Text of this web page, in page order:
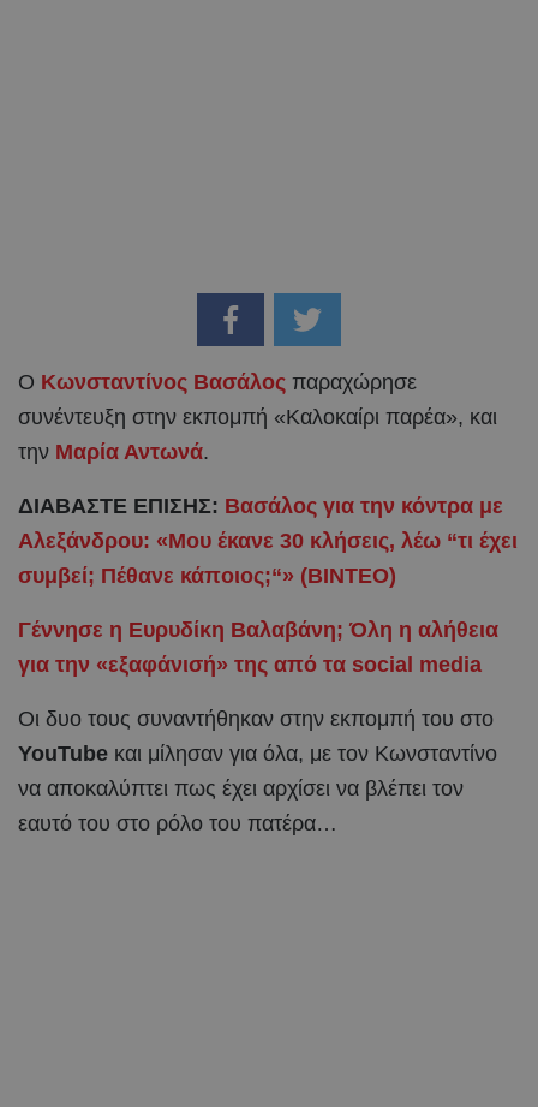
Ο Κωνσταντίνος Βασάλος παραχώρησε
συνέντευξη στην εκπομπή «Καλοκαίρι παρέα», και
την Μαρία Αντωνά.
ΔΙΑΒΑΣΤΕ ΕΠΙΣΗΣ: Βασάλος για την κόντρα με
Αλεξάνδρου: «Μου έκανε 30 κλήσεις, λέω “τι έχει
συμβεί; Πέθανε κάποιος;“» (ΒΙΝΤΕΟ)
Γέννησε η Ευρυδίκη Βαλαβάνη; Όλη η αλήθεια
για την «εξαφάνισή» της από τα social media
Οι δυο τους συναντήθηκαν στην εκπομπή του στο
YouTube και μίλησαν για όλα, με τον Κωνσταντίνο
να αποκαλύπτει πως έχει αρχίσει να βλέπει τον
εαυτό του στο ρόλο του πατέρα…